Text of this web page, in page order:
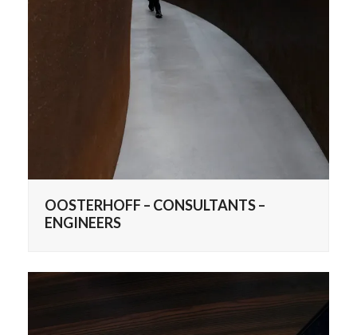
OOSTERHOFF – CONSULTANTS –
ENGINEERS